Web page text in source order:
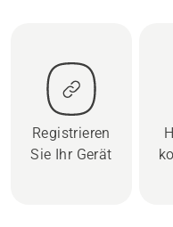
Registrieren
Sie Ihr Gerät